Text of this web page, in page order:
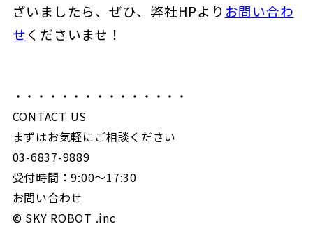
ざいましたら、ぜひ、弊社HPより お問い合わ
せ くださいませ！
・・・・・・・・・・・・・・・
CONTACT US
まずはお気軽にご相談ください
03-6837-9889
受付時間：9:00〜17:30
お問い合わせ
©︎ SKY ROBOT .inc